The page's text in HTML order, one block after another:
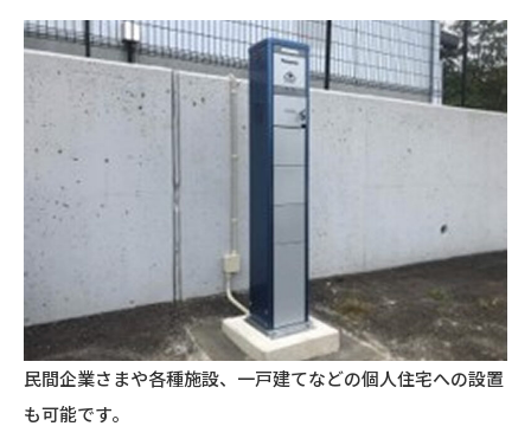
民間企業さまや各種施設、一戸建てなどの個人住宅への設置
も可能です。